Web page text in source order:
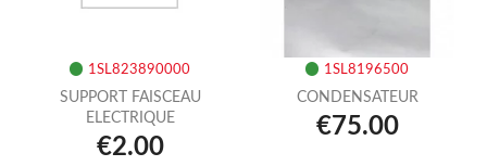
1SL823890000
SUPPORT FAISCEAU
ELECTRIQUE
€2.00
1SL8196500
CONDENSATEUR
€75.00